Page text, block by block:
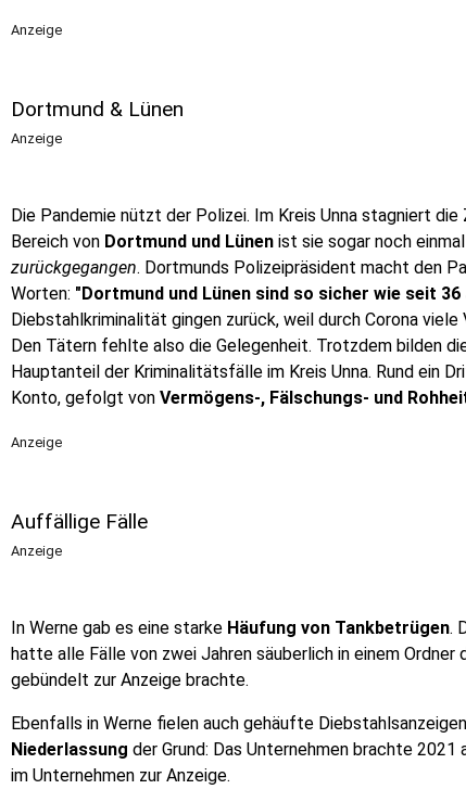
Anzeige
Dortmund & Lünen
Anzeige
Die Pandemie nützt der Polizei. Im Kreis Unna stagniert
Bereich von Dortmund und Lünen ist sie sogar noch
zurückgegangen. Dortmunds Polizeipräsident macht den
Worten: "Dortmund und Lünen sind so sicher wie seit 36
Diebstahlkriminalität gingen zurück, weil durch Corona
Den Tätern fehlte also die Gelegenheit. Trotzdem bilden
Hauptanteil der Kriminalitätsfälle im Kreis Unna. Rund ein
Konto, gefolgt von Vermögens-, Fälschungs- und
Anzeige
Auffällige Fälle
Anzeige
In Werne gab es eine starke Häufung von Tankbetrügen.
hatte alle Fälle von zwei Jahren säuberlich in einem
gebündelt zur Anzeige brachte.
Ebenfalls in Werne fielen auch gehäufte
Niederlassung der Grund: Das Unternehmen brachte
im Unternehmen zur Anzeige.